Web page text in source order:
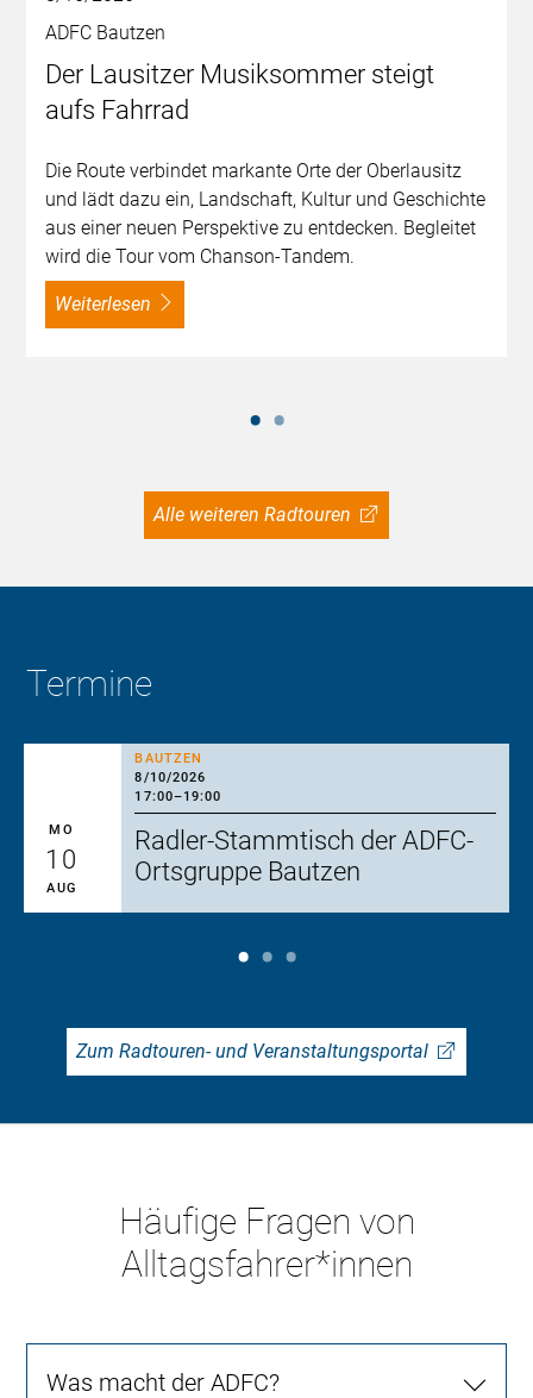
ADFC Bautzen
Der Lausitzer Musiksommer steigt
aufs Fahrrad
Die Route verbindet markante Orte der Oberlausitz
und lädt dazu ein, Landschaft, Kultur und Geschichte
aus einer neuen Perspektive zu entdecken. Begleitet
wird die Tour vom Chanson-Tandem.
weiterlesen
Alle weiteren Radtouren
Termine
BAUTZEN
8/10/2026
17:00–19:00
MO
10
AUG
Radler-Stammtisch der ADFC-
Ortsgruppe Bautzen
Zum Radtouren- und Veranstaltungsportal
Häufige Fragen von
Alltagsfahrer*innen
Was macht der ADFC?